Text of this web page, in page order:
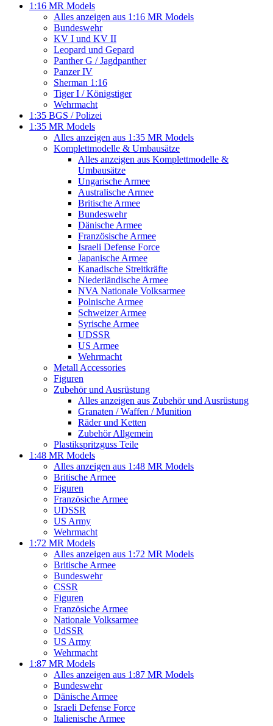
1:16 MR Models
Alles anzeigen aus 1:16 MR Models
Bundeswehr
KV I und KV II
Leopard und Gepard
Panther G / Jagdpanther
Panzer IV
Sherman 1:16
Tiger I / Königstiger
Wehrmacht
1:35 BGS / Polizei
1:35 MR Models
Alles anzeigen aus 1:35 MR Models
Komplettmodelle & Umbausätze
Alles anzeigen aus Komplettmodelle &
Umbausätze
Ungarische Armee
Australische Armee
Britische Armee
Bundeswehr
Dänische Armee
Französische Armee
Israeli Defense Force
Japanische Armee
Kanadische Streitkräfte
Niederländische Armee
NVA Nationale Volksarmee
Polnische Armee
Schweizer Armee
Syrische Armee
UDSSR
US Armee
Wehrmacht
Metall Accessories
Figuren
Zubehör und Ausrüstung
Alles anzeigen aus Zubehör und Ausrüstung
Granaten / Waffen / Munition
Räder und Ketten
Zubehör Allgemein
Plastikspritzguss Teile
1:48 MR Models
Alles anzeigen aus 1:48 MR Models
Britische Armee
Figuren
Französiche Armee
UDSSR
US Army
Wehrmacht
1:72 MR Models
Alles anzeigen aus 1:72 MR Models
Britische Armee
Bundeswehr
CSSR
Figuren
Französiche Armee
Nationale Volksarmee
UdSSR
US Army
Wehrmacht
1:87 MR Models
Alles anzeigen aus 1:87 MR Models
Bundeswehr
Dänische Armee
Israeli Defense Force
Italienische Armee